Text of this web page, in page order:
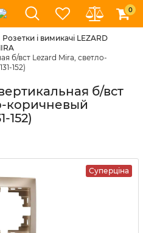
0
Розетки і вимикачі LEZARD
б/вст Lezard Mira, светло-
152)
б/вст
коричневый
152)
Суперціна